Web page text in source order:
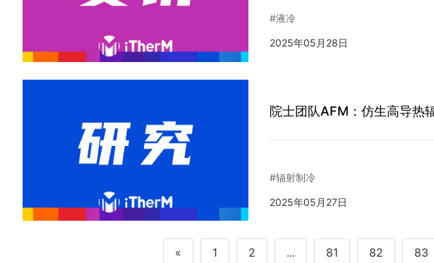
#液冷
2025年05月28日
院士团队AFM：仿生高导热
#辐射制冷
2025年05月27日
« 1 2 ... 81 82 83